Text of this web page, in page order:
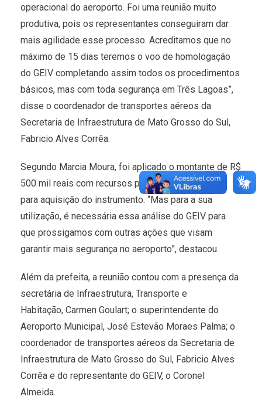
operacional do aeroporto. Foi uma reunião muito
produtiva, pois os representantes conseguiram dar
mais agilidade esse processo. Acreditamos que no
máximo de 15 dias teremos o voo de homologação
do GEIV completando assim todos os procedimentos
básicos, mas com toda segurança em Três Lagoas”,
disse o coordenador de transportes aéreos da
Secretaria de Infraestrutura de Mato Grosso do Sul,
Fabricio Alves Corrêa.
Segundo Marcia Moura, foi aplicado o montante de R$
500 mil reais com recursos próprios do Município
para aquisição do instrumento. “Mas para a sua
utilização, é necessária essa análise do GEIV para
que prossigamos com outras ações que visam
garantir mais segurança no aeroporto”, destacou.
Além da prefeita, a reunião contou com a presença da
secretária de Infraestrutura, Transporte e
Habitação, Carmen Goulart; o superintendente do
Aeroporto Municipal, José Estevão Moraes Palma; o
coordenador de transportes aéreos da Secretaria de
Infraestrutura de Mato Grosso do Sul, Fabricio Alves
Corrêa e do representante do GEIV, o Coronel
Almeida.